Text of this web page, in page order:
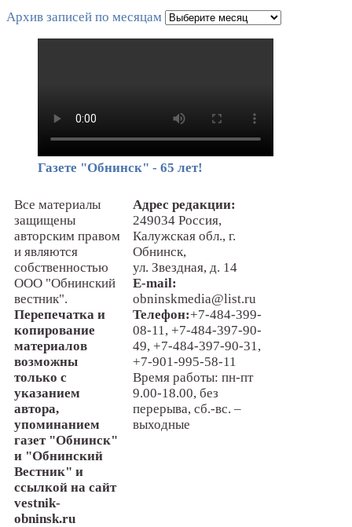
Архив записей по месяцам
Газете "Обнинск" - 65 лет!
Все материалы
защищены
авторским правом
и являются
собственностью
ООО "Обнинский
вестник".
Перепечатка и
копирование
материалов
возможны
только с
указанием
автора,
упоминанием
газет "Обнинск"
и "Обнинский
Вестник" и
ссылкой на сайт
vestnik-
obninsk.ru
Адрес редакции:
249034 Россия,
Калужская обл., г.
Обнинск,
ул. Звездная, д. 14
E-mail:
obninskmedia@list.ru
Телефон:+7-484-399-
08-11, +7-484-397-90-
49, +7-484-397-90-31,
+7-901-995-58-11
Время работы: пн-пт
9.00-18.00, без
перерыва, сб.-вс. –
выходные